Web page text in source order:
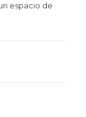
espacio de